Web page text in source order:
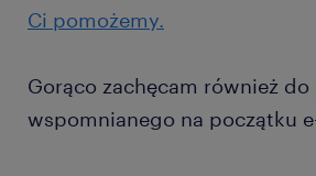
Ci pomożemy.
Gorąco zachęcam również
wspomnianego na początku